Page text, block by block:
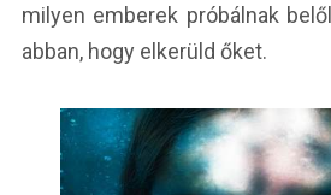
milyen emberek próbálnak
abban, hogy elkerüld őket.